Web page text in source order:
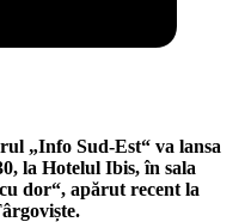
„Info Sud-Est“ va lansa
la Hotelul Ibis, în sala
dor“, apărut recent la